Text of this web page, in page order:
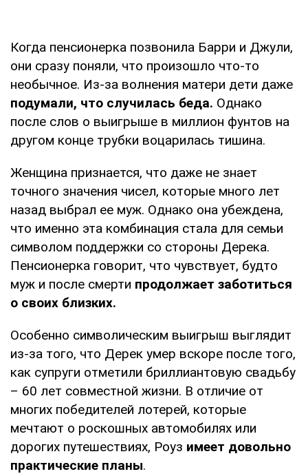
Когда пенсионерка позвонила Барри и Джули,
они сразу поняли, что произошло что-то
необычное. Из-за волнения матери дети даже
подумали, что случилась беда. Однако
после слов о выигрыше в миллион фунтов на
другом конце трубки воцарилась тишина.
Женщина признается, что даже не знает
точного значения чисел, которые много лет
назад выбрал ее муж. Однако она убеждена,
что именно эта комбинация стала для семьи
символом поддержки со стороны Дерека.
Пенсионерка говорит, что чувствует, будто
муж и после смерти продолжает заботиться
о своих близких.
Особенно символическим выигрыш выглядит
из-за того, что Дерек умер вскоре после того,
как супруги отметили бриллиантовую свадьбу
– 60 лет совместной жизни. В отличие от
многих победителей лотерей, которые
мечтают о роскошных автомобилях или
дорогих путешествиях, Роуз имеет довольно
практические планы.